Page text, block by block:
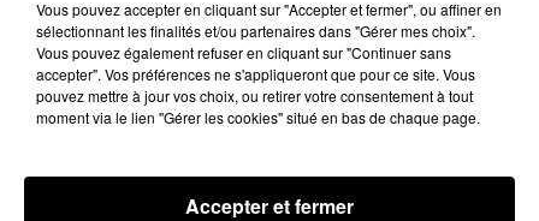
de cette décision, que nous croyons erronée et fondée sur
des idées fausses", a déclaré un porte-parole de l'application
de ByteDance dans un communiqué.
Hip-Hop News
Vous pouvez accepter en cliquant sur "Accepter et fermer", ou affiner en
sélectionnant les finalités et/ou partenaires dans "Gérer mes choix".
Vous pouvez également refuser en cliquant sur "Continuer sans
accepter". Vos préférences ne s'appliqueront que pour ce site. Vous
pouvez mettre à jour vos choix, ou retirer votre consentement à tout
moment via le lien "Gérer les cookies" situé en bas de chaque page.
Accepter et fermer